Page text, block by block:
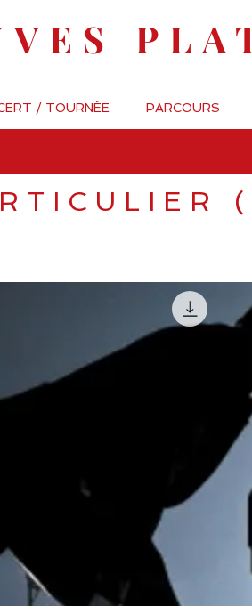
/ TOURNÉE PARCOURS